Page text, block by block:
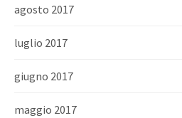
agosto 2017
luglio 2017
giugno 2017
maggio 2017